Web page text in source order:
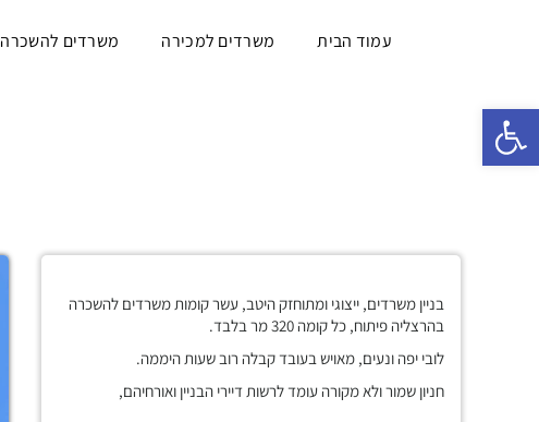
פתח סרגל נגישות
עמוד הבית משרדים למכירה משרדים להשכרה
בניין משרדים, ייצוגי ומתוחזק היטב, עשר קומות משרדים להשכרה
בהרצליה פיתוח, כל קומה 320 מר בלבד.
לובי יפה ונעים, מאויש בעובד קבלה רוב שעות היממה.
חניון שמור ולא מקורה עומד לרשות דיירי הבניין ואורחיהם,